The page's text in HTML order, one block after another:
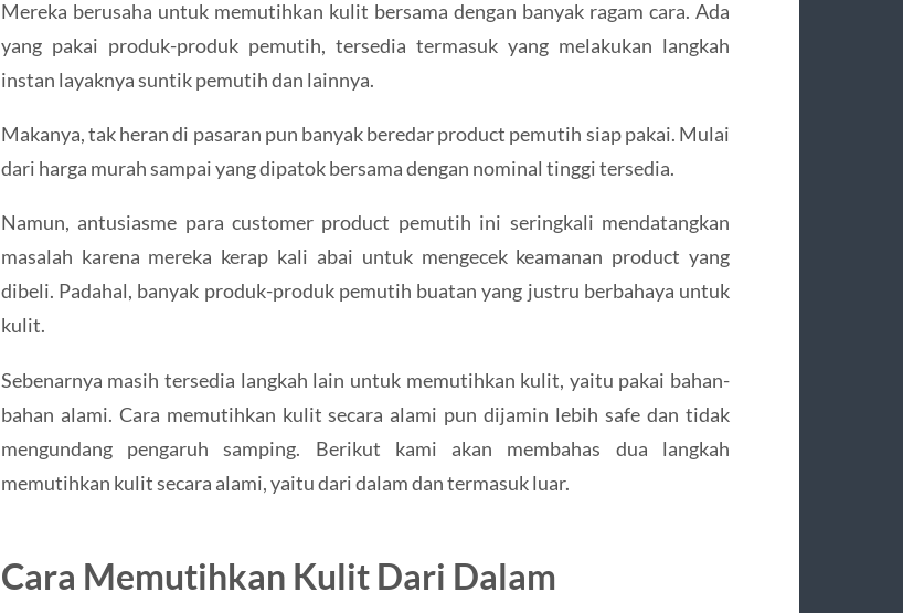
Mereka berusaha untuk memutihkan kulit bersama dengan banyak ragam cara. Ada
yang pakai produk-produk pemutih, tersedia termasuk yang melakukan langkah
instan layaknya suntik pemutih dan lainnya.
Makanya, tak heran di pasaran pun banyak beredar product pemutih siap pakai. Mulai
dari harga murah sampai yang dipatok bersama dengan nominal tinggi tersedia.
Namun, antusiasme para customer product pemutih ini seringkali mendatangkan
masalah karena mereka kerap kali abai untuk mengecek keamanan product yang
dibeli. Padahal, banyak produk-produk pemutih buatan yang justru berbahaya untuk
kulit.
Sebenarnya masih tersedia langkah lain untuk memutihkan kulit, yaitu pakai bahan-
bahan alami. Cara memutihkan kulit secara alami pun dijamin lebih safe dan tidak
mengundang pengaruh samping. Berikut kami akan membahas dua langkah
memutihkan kulit secara alami, yaitu dari dalam dan termasuk luar.
Cara Memutihkan Kulit Dari Dalam